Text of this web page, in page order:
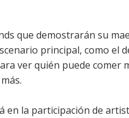
que demostrarán su
principal, como el
ver quién puede comer
en la participación de